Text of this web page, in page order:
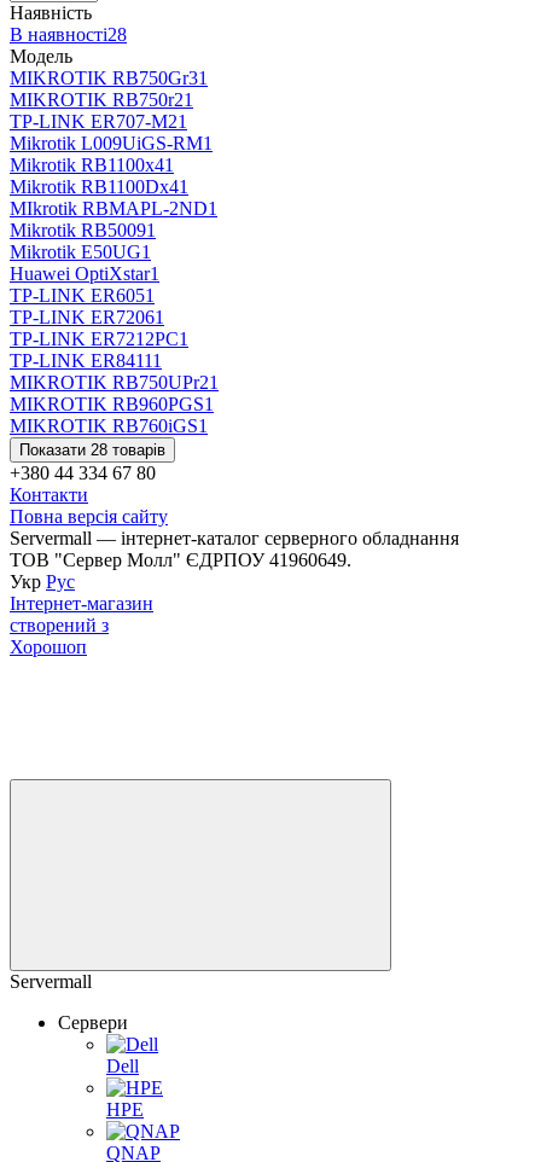
Наявність
В наявності28
Модель
MIKROTIK RB750Gr31
MIKROTIK RB750r21
TP-LINK ER707-M21
Mikrotik L009UiGS-RM1
Mikrotik RB1100x41
Mikrotik RB1100Dx41
MIkrotik RBMAPL-2ND1
Mikrotik RB50091
Mikrotik E50UG1
Huawei OptiXstar1
TP-LINK ER6051
TP-LINK ER72061
TP-LINK ER7212PC1
TP-LINK ER84111
MIKROTIK RB750UPr21
MIKROTIK RB960PGS1
MIKROTIK RB760iGS1
Показати 28 товарів
+380 44 334 67 80
Контакти
Повна версія сайту
Servermall — інтернет-каталог серверного обладнання
ТОВ "Сервер Молл" ЄДРПОУ 41960649.
Укр Рус
Інтернет-магазин
створений з
Хорошоп
Servermall
Сервери
Dell
HPE
QNAP